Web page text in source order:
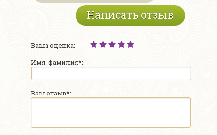
Написать отзыв
Ваша оценка:
Имя, фамилия*:
Ваш отзыв*: